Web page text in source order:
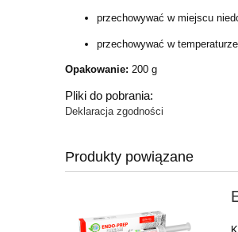
przechowywać w miejscu
przechowywać w temperaturze
Opakowanie: 200 g
Pliki do pobrania:
Deklaracja zgodności
Produkty powiązane